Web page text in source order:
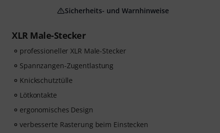
XLR Male-Stecker
professioneller XLR Male-Stecker
Spannzangen-Zugentlastung
Knickschutztülle
Lötkontakte
ergonomisches Design
verbesserte Rasterung beim Einstecken
Sicherheits- und Warnhinweise